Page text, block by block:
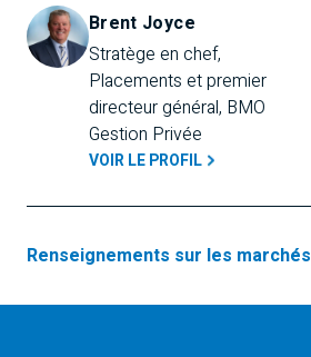
Brent Joyce
Stratège en chef,
Placements et premier
directeur général, BMO
Gestion Privée
VOIR LE PROFIL
Renseignements sur les marchés